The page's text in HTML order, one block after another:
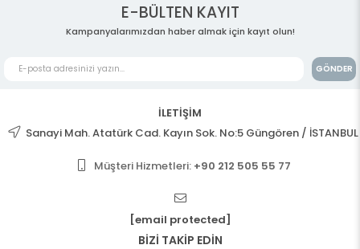
E-BÜLTEN KAYIT
Kampanyalarımızdan haber almak için kayıt olun!
GÖNDER
İLETİŞİM
Sanayi Mah. Atatürk Cad. Kayın Sok. No:5 Güngören / İSTANBUL
Müşteri Hizmetleri: +90 212 505 55 77
[email protected]
BİZİ TAKİP EDİN